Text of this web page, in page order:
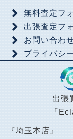
無料査定フ
出張査定フ
お問い合わ
プライバシ
出張
『
『埼玉本店』